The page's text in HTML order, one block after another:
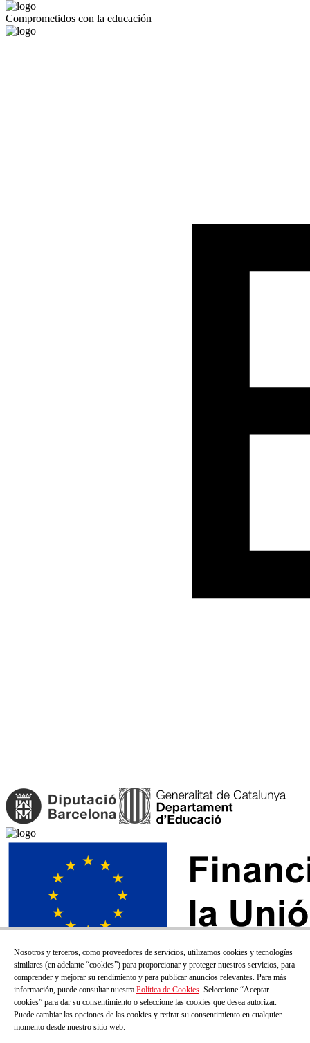
Comprometidos con la educación
Nosotros y terceros, como proveedores de servicios, utilizamos cookies y tecnologías
similares (en adelante “cookies”) para proporcionar y proteger nuestros servicios, para
comprender y mejorar su rendimiento y para publicar anuncios relevantes. Para más
información, puede consultar nuestra Política de Cookies. Seleccione “Aceptar
cookies” para dar su consentimiento o seleccione las cookies que desea autorizar.
Puede cambiar las opciones de las cookies y retirar su consentimiento en cualquier
momento desde nuestro sitio web.